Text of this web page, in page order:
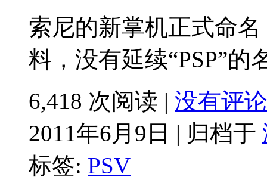
索尼的新掌机正式命名
料，没有延续“PSP”
6,418 次阅读 | 没有评论
2011年6月9日 | 归档于
标签: PSV